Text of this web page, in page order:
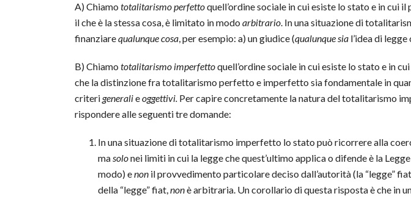
A) Chiamo totalitarismo perfettoquell’ordine sociale in cui esiste lo stato e in cui
il che è la stessa cosa, è limitato in modo arbitrario. In una situazione di
finanziarequalunque cosa, per esempio: a) un giudice (qualunque sia l’idea di
B) Chiamo totalitarismo imperfettoquell’ordine sociale in cui esiste lo stato e in
che la distinzione fra totalitarismo perfetto e imperfetto sia fondamentale in
criterigeneralieoggettivi. Per capire concretamente la natura del totalitarismo
rispondere alle seguenti tre domande:
In una situazione di totalitarismo imperfetto lo stato può ricorrere alla
masolonei limiti in cui la legge che quest’ultimo applica o difende è la
modo) enonil provvedimento particolare deciso dall’autorità (la “legge”
della “legge” fiat,nonè arbitraria. Un corollario di questa risposta è che in